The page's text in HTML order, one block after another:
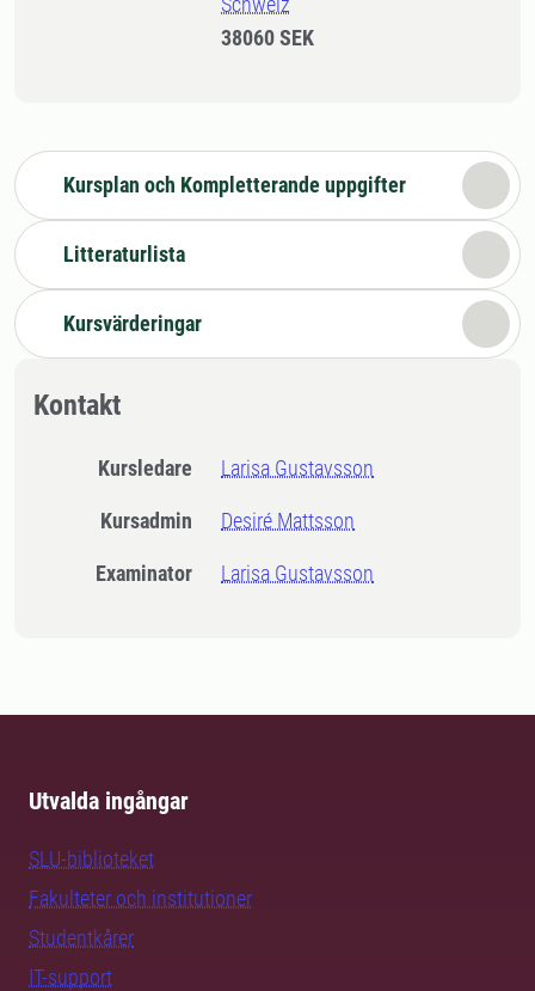
38060 SEK
Kursplan och Kompletterande uppgifter
Litteraturlista
Kursvärderingar
Kontakt
Kursledare Larisa Gustavsson
Kursadmin Desiré Mattsson
Examinator Larisa Gustavsson
Utvalda ingångar
SLU-biblioteket
Fakulteter och institutioner
Studentkårer
IT-support